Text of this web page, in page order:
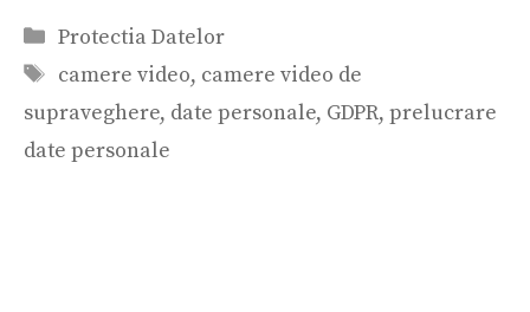
Categorii
Protectia Datelor
Etichete
camere video, camere video de
supraveghere, date personale, GDPR, prelucrare
date personale